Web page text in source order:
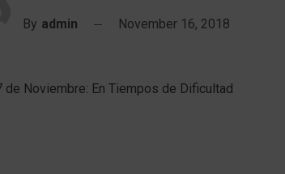
By admin November 16, 2018